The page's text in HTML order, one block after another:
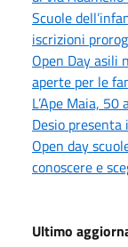
Scuole
iscrizioni
Open Day asili
aperte per le
L’Ape Maia,
Desio
Open day
conoscere e
Ultimo